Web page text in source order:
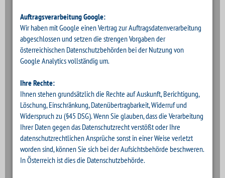
Auftragsverarbeitung Google:
Wir haben mit Google einen Vertrag zur Auftragsdatenverarbeitung
abgeschlossen und setzen die strengen Vorgaben der
österreichischen Datenschutzbehörden bei der Nutzung von
Google Analytics vollständig um.
Ihre Rechte:
Ihnen stehen grundsätzlich die Rechte auf Auskunft, Berichtigung,
Löschung, Einschränkung, Datenübertragbarkeit, Widerruf und
Widerspruch zu (§45 DSG). Wenn Sie glauben, dass die Verarbeitung
Ihrer Daten gegen das Datenschutzrecht verstößt oder Ihre
datenschutzrechtlichen Ansprüche sonst in einer Weise verletzt
worden sind, können Sie sich bei der Aufsichtsbehörde beschweren.
In Österreich ist dies die Datenschutzbehörde.